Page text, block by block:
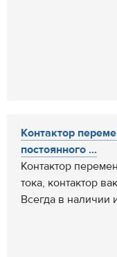
Контактор
постоянного ...
Контактор
тока, контактор
Всегда в наличии